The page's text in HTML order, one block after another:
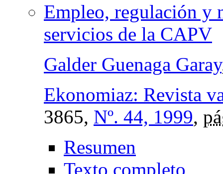
Empleo, regulación y
servicios de la CAPV
Galder Guenaga Garay
Ekonomiaz: Revista
3865, Nº. 44, 1999,
Resumen
Texto completo